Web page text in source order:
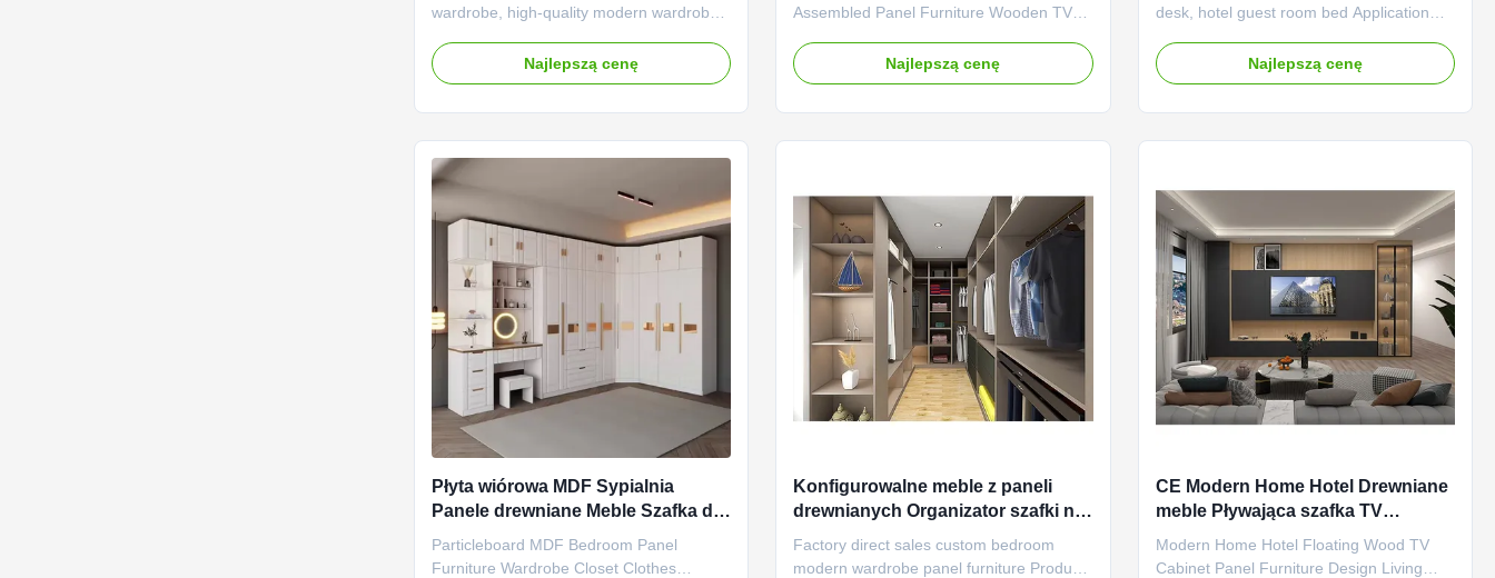
wardrobe, high-quality modern wardrobe,
Fashionable appearance: Our panel
furniture modern wardrobe adopts a
Najlepszą cenę
Assembled Panel Furniture Wooden TV
Wooden Material: Our wooden TV storage
cabinet is made of high-quality wood,
Najlepszą cenę
desk, hotel guest room bed Application
office/home office: The trend of working at
home is more and more common. Our
Najlepszą cenę
Płyta wiórowa MDF Sypialnia
Panele drewniane Meble Szafka do
przechowywania ubrań
Particleboard MDF Bedroom Panel
Furniture Wardrobe Closet Clothes
Konfigurowalne meble z paneli
drewnianych Organizator szafki na
ubrania o wysokości 2400 mm
Factory direct sales custom bedroom
modern wardrobe panel furniture Product
CE Modern Home Hotel Drewniane
meble Pływająca szafka TV
Regulowana
Modern Home Hotel Floating Wood TV
Cabinet Panel Furniture Design Living